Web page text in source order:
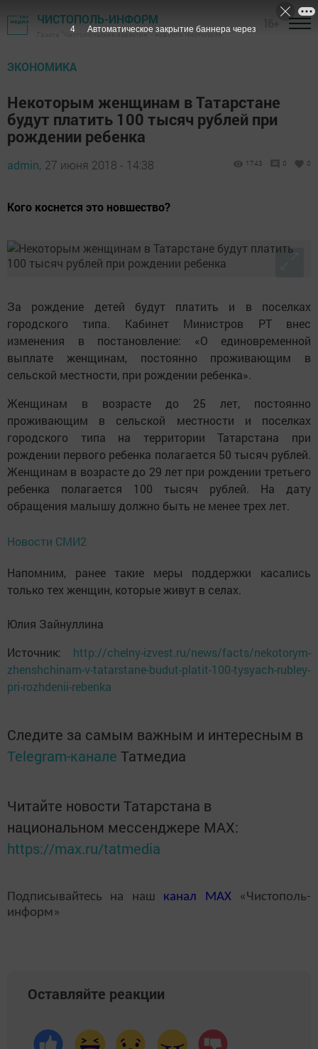
ЧИСТОПОЛЬ-ИНФОРМ
Газета "Чистопольские известия" - новости Чистополя
ЭКОНОМИКА
Некоторым женщинам в Татарстане
будут платить 100 тысяч рублей при
рождении ребенка
admin, 27 июня 2018 - 14:38 1743 0 0
Кого коснется это новшество?
За рождение детей будут платить и в поселках
городского типа. Кабинет Министров РТ внес
изменения в постановление: «О единовременной
выплате женщинам, постоянно проживающим в
сельской местности, при рождении ребенка».
Женщинам в возрасте до 25 лет, постоянно
проживающим в сельской местности и поселках
городского типа на территории Татарстана при
рождении первого ребенка полагается 50 тысяч рублей.
Женщинам в возрасте до 29 лет при рождении третьего
ребенка полагается 100 тысяч рублей. На дату
обращения малышу должно быть не менее трех лет.
Новости СМИ2
Напомним, ранее такие меры поддержки касались
только тех женщин, которые живут в селах.
Юлия Зайнуллина
Источник: http://chelny-izvest.ru/news/facts/nekotorym-
zhenshchinam-v-tatarstane-budut-platit-100-tysyach-rubley-
pri-rozhdenii-rebenka
Следите за самым важным и интересным в
Telegram-канале Татмедиа
Читайте новости Татарстана в
национальном мессенджере MАХ:
https://max.ru/tatmedia
Подписывайтесь на наш канал MAX«Чистополь-
информ»
Оставляйте реакции
3 Автоматическое закрытие баннера через